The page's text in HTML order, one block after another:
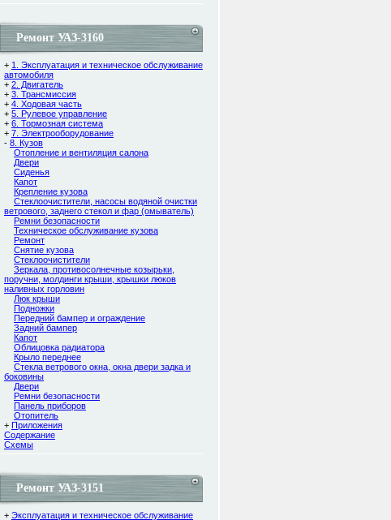
Ремонт УАЗ-3160
+ 1. Эксплуатация и техническое обслуживание
автомобиля
+ 2. Двигатель
+ 3. Трансмиссия
+ 4. Ходовая часть
+ 5. Рулевое управление
+ 6. Тормозная система
+ 7. Электрооборудование
- 8. Кузов
Отопление и вентиляция салона
Двери
Сиденья
Капот
Крепление кузова
Стеклоочистители, насосы водяной очистки
ветрового, заднего стекол и фар (омыватель)
Ремни безопасности
Техническое обслуживание кузова
Ремонт
Снятие кузова
Стеклоочистители
Зеркала, противосолнечные козырьки,
поручни, молдинги крыши, крышки люков
наливных горловин
Люк крыши
Подножки
Передний бампер и ограждение
Задний бампер
Капот
Облицовка радиатора
Крыло переднее
Стекла ветрового окна, окна двери задка и
боковины
Двери
Ремни безопасности
Панель приборов
Отопитель
+ Приложения
Содержание
Cхемы
Ремонт УАЗ-3151
+ Эксплуатация и техническое обслуживание